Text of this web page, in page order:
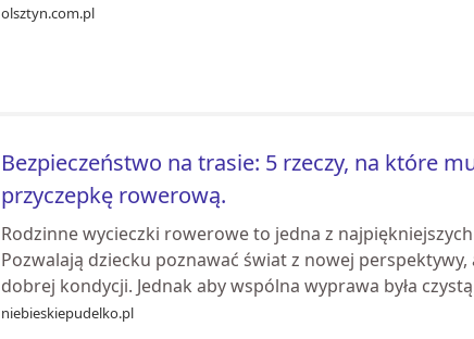
olsztyn.com.pl
Bezpieczeństwo na trasie: 5 rzeczy, na które
przyczepkę rowerową.
Rodzinne wycieczki rowerowe to jedna z
Pozwalają dziecku poznawać świat z nowej
dobrej kondycji. Jednak aby wspólna wyprawa była
niebieskiepudelko.pl